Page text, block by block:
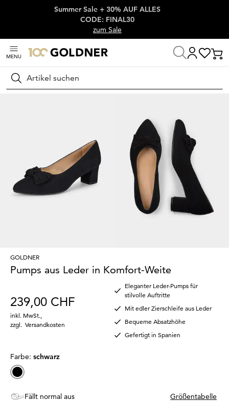
Überspringe Navigation, direkt zum Content
Summer Sale + 30% AUF ALLES
CODE: FINAL30
zum Sale
MENU
Suchen
Startseite Schuhe & Accessoires
GOLDNER
Pumps aus Leder in Komfort-Weite
239,00 CHF
inkl. MwSt.
zzgl. Versandkosten
Eleganter Leder-Pumps für
stilvolle Auftritte
Mit edler Zierschleife aus Leder
Bequeme Absatzhöhe
Gefertigt in Spanien
Farbe: schwarz
Fällt normal aus Größentabelle